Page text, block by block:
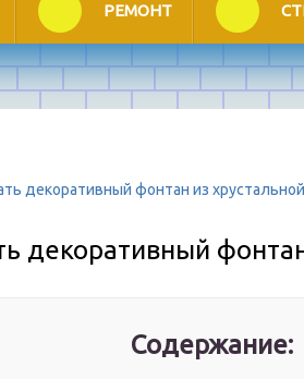
РЕМОНТ
декоративный фонтан из
декоративный
Содержание: